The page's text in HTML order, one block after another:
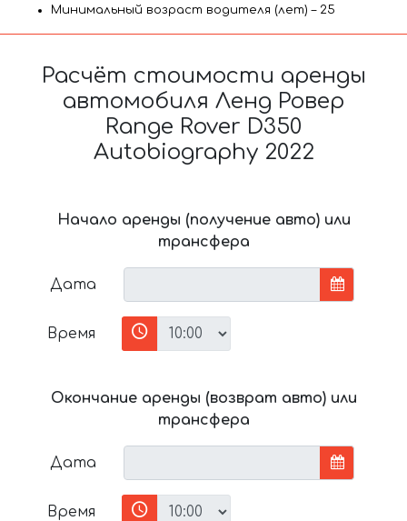
Минимальный возраст водителя (лет) – 25
Расчёт стоимости аренды
автомобиля Ленд Ровер
Range Rover D350
Autobiography 2022
Начало аренды (получение авто) или
трансфера
Дата
Время
Окончание аренды (возврат авто) или
трансфера
Дата
Время